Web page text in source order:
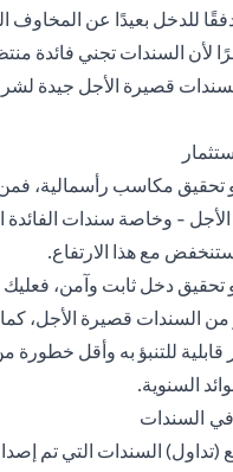
للدخل بعيدًا عن المخاوف
لأن السندات تجني فائدة
قصيرة الأجل جيدة
تحقيق مكاسب رأسمالية،
- وخاصة سندات الفائدة
مع هذا الارتفاع.
من السندات قصيرة الأجل،
السنوية.
في السندات
(تداول) السندات التي تم